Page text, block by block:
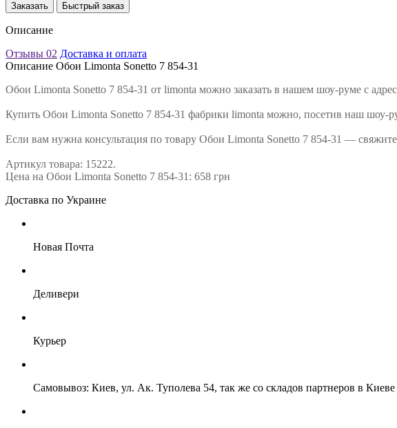
Заказать Быстрый заказ
Описание
Отзывы 02 Доставка и оплата
Описание Обои Limonta Sonetto 7 854-31
Обои Limonta Sonetto 7 854-31 от limonta можно заказать в нашем шоу-руме с
Купить Обои Limonta Sonetto 7 854-31 фабрики limonta можно, посетив наш шоу-
Если вам нужна консультация по товару Обои Limonta Sonetto 7 854-31 —
Артикул товара: 15222.
Цена на Обои Limonta Sonetto 7 854-31: 658 грн
Доставка по Украине
Новая Почта
Деливери
Курьер
Самовывоз: Киев, ул. Ак. Туполева 54, так же со складов партнеров в